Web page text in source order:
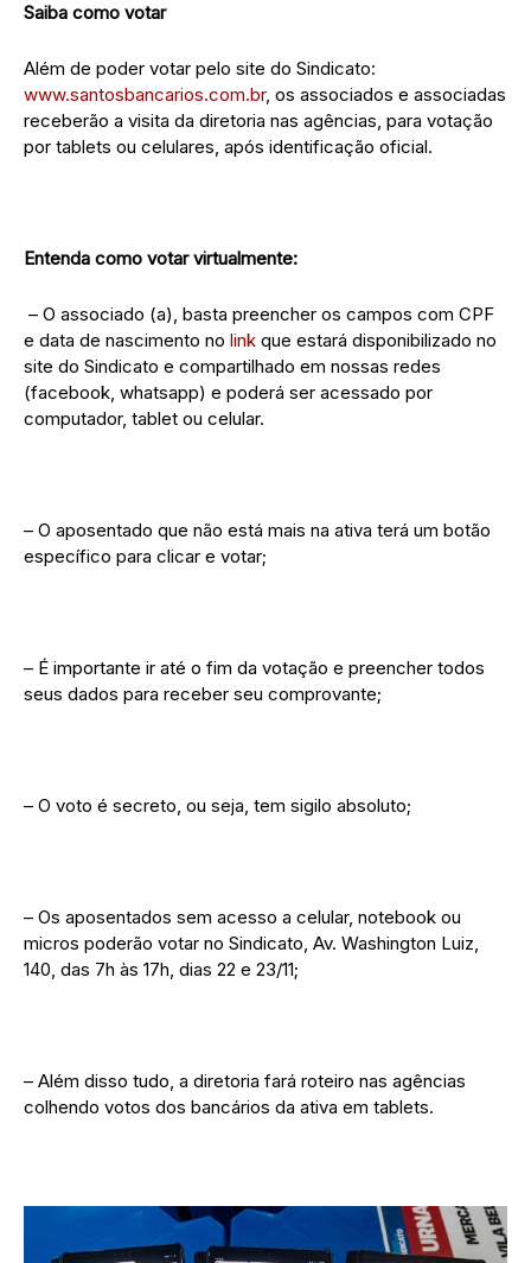
Saiba como votar
Além de poder votar pelo site do Sindicato:
www.santosbancarios.com.br, os associados e associadas
receberão a visita da diretoria nas agências, para votação
por tablets ou celulares, após identificação oficial.
Entenda como votar virtualmente:
– O associado (a), basta preencher os campos com CPF
e data de nascimento no link que estará disponibilizado no
site do Sindicato e compartilhado em nossas redes
(facebook, whatsapp) e poderá ser acessado por
computador, tablet ou celular.
– O aposentado que não está mais na ativa terá um botão
específico para clicar e votar;
– É importante ir até o fim da votação e preencher todos
seus dados para receber seu comprovante;
– O voto é secreto, ou seja, tem sigilo absoluto;
– Os aposentados sem acesso a celular, notebook ou
micros poderão votar no Sindicato, Av. Washington Luiz,
140, das 7h às 17h, dias 22 e 23/11;
– Além disso tudo, a diretoria fará roteiro nas agências
colhendo votos dos bancários da ativa em tablets.